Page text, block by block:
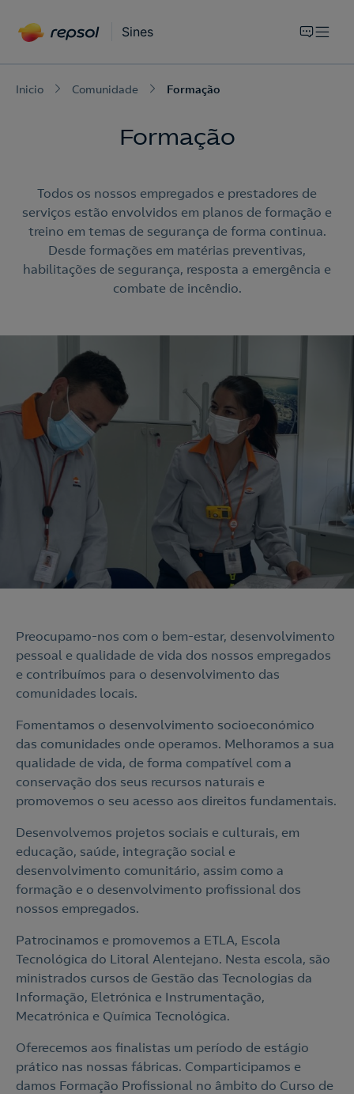
Sines
Inicio Comunidade Formação
Formação
Todos os nossos empregados e prestadores de
serviços estão envolvidos em planos de formação e
treino em temas de segurança de forma continua.
Desde formações em matérias preventivas,
habilitações de segurança, resposta a emergência e
combate de incêndio.
Preocupamo-nos com o bem-estar, desenvolvimento
pessoal e qualidade de vida dos nossos empregados
e contribuímos para o desenvolvimento das
comunidades locais.
Fomentamos o desenvolvimento socioeconómico
das comunidades onde operamos. Melhoramos a sua
qualidade de vida, de forma compatível com a
conservação dos seus recursos naturais e
promovemos o seu acesso aos direitos fundamentais.
Desenvolvemos projetos sociais e culturais, em
educação, saúde, integração social e
desenvolvimento comunitário, assim como a
formação e o desenvolvimento profissional dos
nossos empregados.
Patrocinamos e promovemos a ETLA, Escola
Tecnológica do Litoral Alentejano. Nesta escola, são
ministrados cursos de Gestão das Tecnologias da
Informação, Eletrónica e Instrumentação,
Mecatrónica e Química Tecnológica.
Oferecemos aos finalistas um período de estágio
prático nas nossas fábricas. Comparticipamos e
damos Formação Profissional no âmbito do Curso de